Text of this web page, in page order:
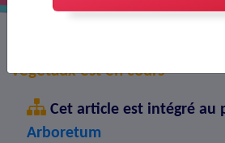
végétaux est en cours
Cet article est intégré au
Arboretum